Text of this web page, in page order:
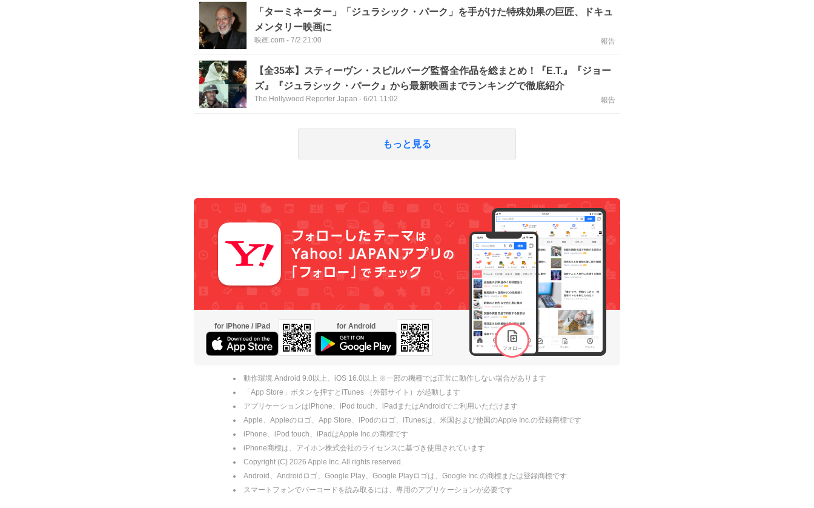
「ターミネーター」「ジュラシック・パーク」を手がけた特殊効果の巨匠、ドキュ
メンタリー映画に
映画.com - 7/2 21:00 報告
【全35本】スティーヴン・スピルバーグ監督全作品を総まとめ！『E.T.』『ジョー
ズ』『ジュラシック・パーク』から最新映画までランキングで徹底紹介
The Hollywood Reporter Japan - 6/21 11:02 報告
もっと見る
for iPhone / iPad for Android
動作環境 Android 9.0以上、iOS 16.0以上 ※一部の機種では正常に動作しない場合があります
「App Store」ボタンを押すとiTunes （外部サイト）が起動します
アプリケーションはiPhone、iPod touch、iPadまたはAndroidでご利用いただけます
Apple、Appleのロゴ、App Store、iPodのロゴ、iTunesは、米国および他国のApple Inc.の登録商標です
iPhone、iPod touch、iPadはApple Inc.の商標です
iPhone商標は、アイホン株式会社のライセンスに基づき使用されています
Copyright (C) 2026 Apple Inc. All rights reserved.
Android、Androidロゴ、Google Play、Google Playロゴは、Google Inc.の商標または登録商標です
スマートフォンでバーコードを読み取るには、専用のアプリケーションが必要です